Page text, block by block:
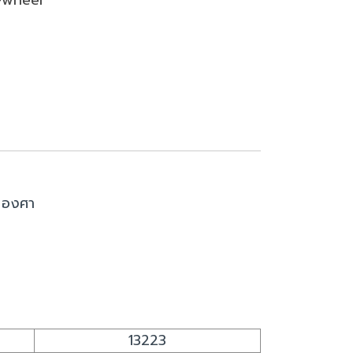
งศา
13223